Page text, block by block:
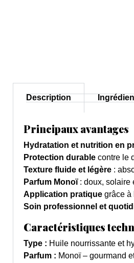
Description
Principaux avantages
Hydratation et nutrition en
Protection durable contre le
Texture fluide et légère :
Parfum Monoï: doux, solaire
Application pratique grâce à
Soin professionnel et
Caractéristiques
Type : Huile nourrissante et
Parfum : Monoï – gourmand